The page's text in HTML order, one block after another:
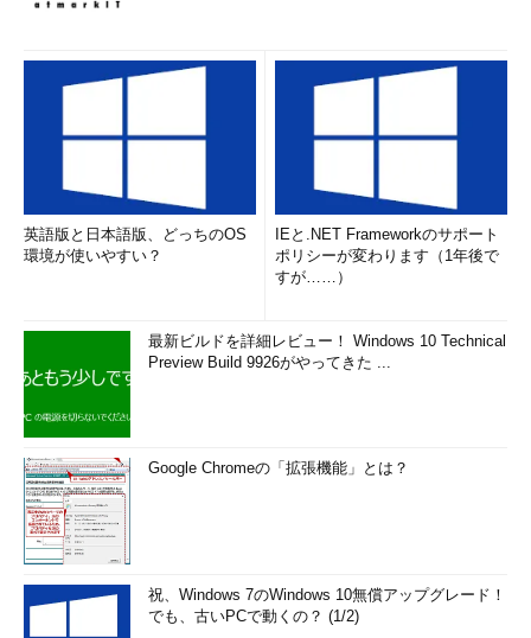
英語版と日本語版、どっちのOS
環境が使いやすい？
IEと.NET Frameworkのサポート
ポリシーが変わります（1年後で
すが……）
最新ビルドを詳細レビュー！ Windows 10 Technical
Preview Build 9926がやってきた ...
Google Chromeの「拡張機能」とは？
祝、Windows 7のWindows 10無償アップグレード！
でも、古いPCで動くの？ (1/2)